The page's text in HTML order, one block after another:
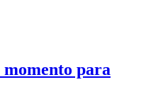
momento para